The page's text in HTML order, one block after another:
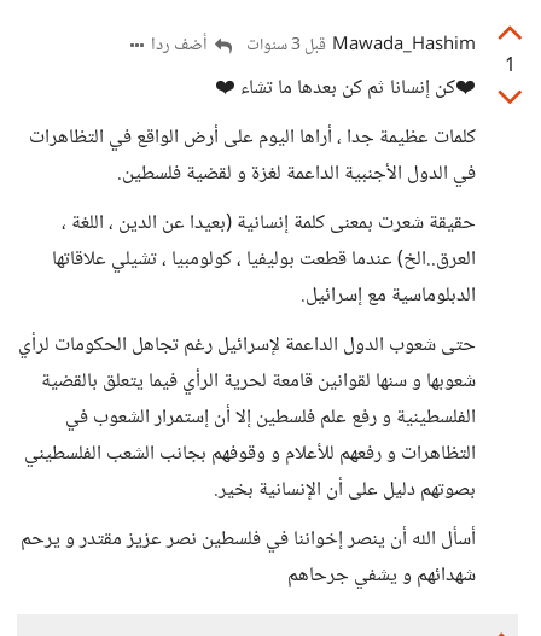
1
Mawada_Hashim قبل 3 سنوات أضف ردا
❤️كن إنسانا ثم كن بعدها ما تشاء ❤️
كلمات عظيمة جدا ، أراها اليوم على أرض الواقع في التظاهرات
في الدول الأجنبية الداعمة لغزة و لقضية فلسطين.
حقيقة شعرت بمعنى كلمة إنسانية (بعيدا عن الدين ، اللغة ،
العرق..الخ) عندما قطعت بوليفيا ، كولومبيا ، تشيلي علاقاتها
الدبلوماسية مع إسرائيل.
حتى شعوب الدول الداعمة لإسرائيل رغم تجاهل الحكومات لرأي
شعوبها و سنها لقوانين قامعة لحرية الرأي فيما يتعلق بالقضية
الفلسطينية و رفع علم فلسطين إلا أن إستمرار الشعوب في
التظاهرات و رفعهم للأعلام و وقوفهم بجانب الشعب الفلسطيني
بصوتهم دليل على أن الإنسانية بخير.
أسأل الله أن ينصر إخواننا في فلسطين نصر عزيز مقتدر و يرحم
شهدائهم و يشفي جرحاهم